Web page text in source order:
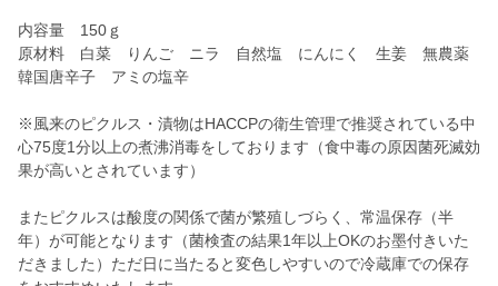
内容量 150ｇ
原材料 白菜 りんご ニラ 自然塩 にんにく 生姜 無農薬
韓国唐辛子 アミの塩辛
※風来のピクルス・漬物はHACCPの衛生管理で推奨されている中
心75度1分以上の煮沸消毒をしております（食中毒の原因菌死滅効
果が高いとされています）
またピクルスは酸度の関係で菌が繁殖しづらく、常温保存（半
年）が可能となります（菌検査の結果1年以上OKのお墨付きいた
だきました）ただ日に当たると変色しやすいので冷蔵庫での保存